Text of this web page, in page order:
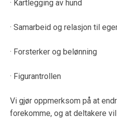
· Kartlegging av hund
· Samarbeid og relasjon til
· Forsterker og belønning
· Figurantrollen
Vi gjør oppmerksom på at
forekomme, og at deltakere